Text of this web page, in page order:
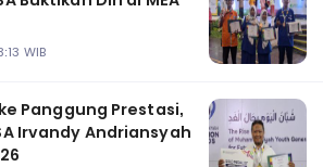
WIB
Panggung Prestasi,
Irvandy Andriansyah